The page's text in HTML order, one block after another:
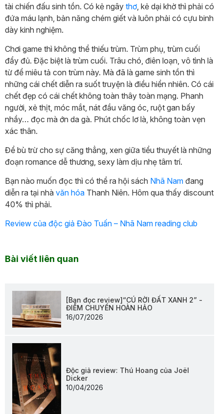
tài chiến đấu sinh tồn. Có kẻ ngây thơ , kẻ dại khờ thì phải có
đứa máu lạnh, bản năng chém giết và luôn phải có cựu binh
dày kinh nghiệm.
Chơi game thì không thể thiếu trùm. Trùm phụ, trùm cuối
đẩy đủ. Đặc biệt là trùm cuối. Trâu chó, điên loạn, vô tình là
từ để miêu tả con trùm này. Mà đã là game sinh tồn thì
những cái chết diễn ra suốt truyện là điều hiển nhiên. Có cái
chết đẹp có cái chết không toàn thây toàn mạng. Phanh
người, xẻ thịt, móc mắt, nát đầu văng óc, ruột gan bấy
nhầy… đọc mà ớn da gà. Phút chốc lơ là, không toàn vẹn
xác thân.
Để bù trừ cho sự căng thẳng, xen giữa tiểu thuyết là những
đoạn romance dễ thương, sexy làm dịu nhẹ tâm trí.
Bạn nào muốn đọc thì có thể ra hội sách Nhã Nam đang
diễn ra tại nhà văn hóa Thanh Niên. Hôm qua thấy discount
40% thì phải.
Review của độc giả Đào Tuấn – Nhã Nam reading club
Bài viết liên quan
[Bạn đọc review]“CÚ RỜI ĐẤT XANH 2” -
ĐIỂM CHUYỂN HOÀN HẢO
16/07/2026
Độc giả review: Thú Hoang của Joël
Dicker
10/04/2026